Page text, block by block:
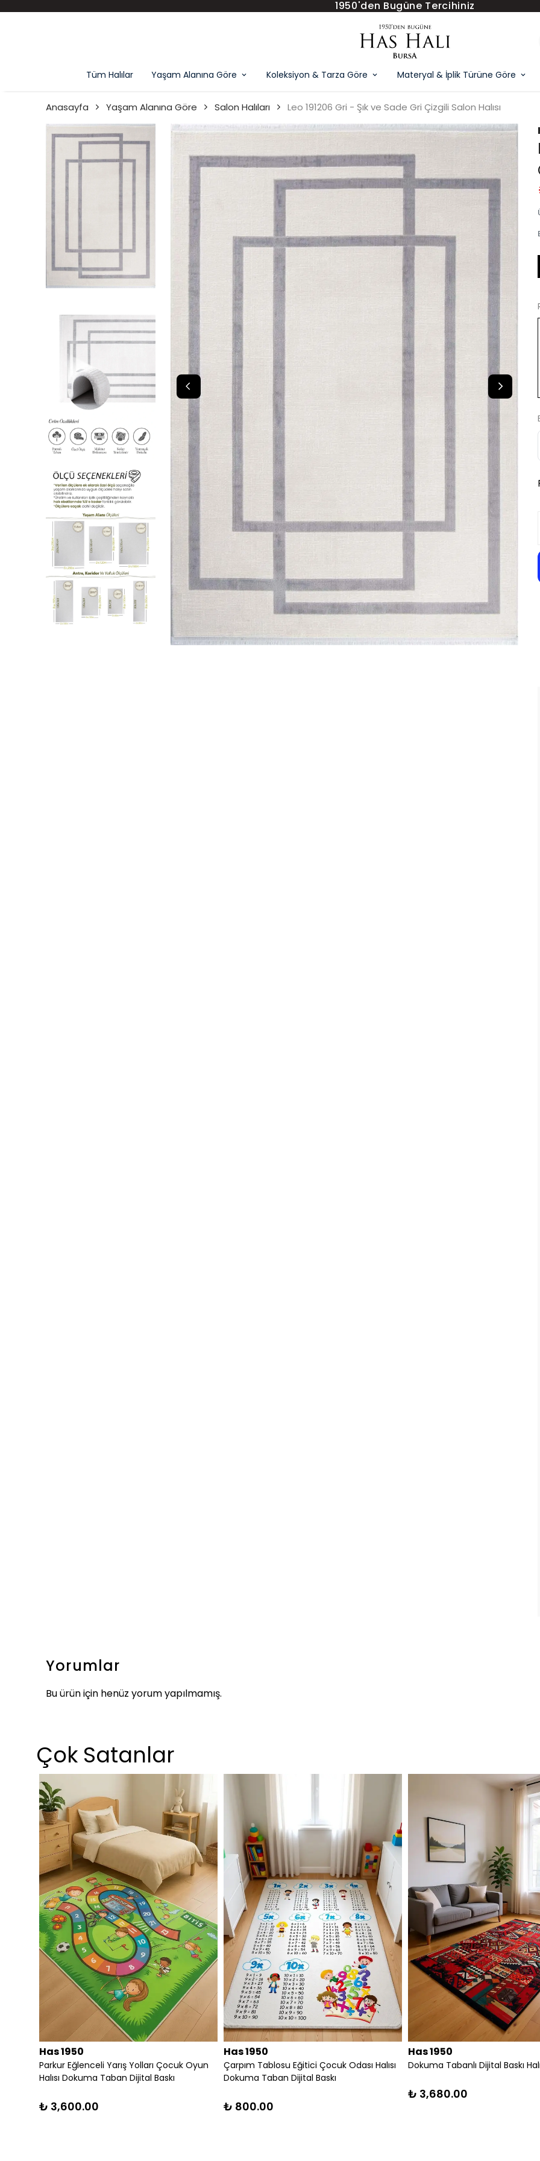
1950'den Bugüne Tercihiniz
Tüm Halılar Yaşam Alanına Göre Koleksiyon & Tarza Göre Materyal & İplik Türüne Göre
Anasayfa Yaşam Alanına Göre Salon Halıları Leo 191206 Gri - Şık ve Sade Gri Çizgili Salon Halısı
Yorumlar
Bu ürün için henüz yorum yapılmamış.
Çok Satanlar
Has 1950
RENKLİ PATCWORK DESEN MODERN HALI
DEKORATİF KİLİM
₺ 3,680.00
Has 1950
Parkur Eğlenceli Yarış Yolları Çocuk Oyun
Halısı Dokuma Taban Dijital Baskı
₺ 3,600.00
Has 1950
Çarpım Tablosu Eğitici Çocuk